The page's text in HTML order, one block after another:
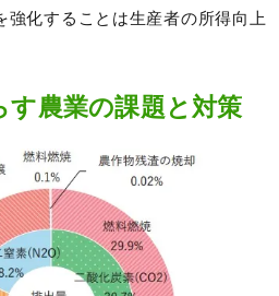
強化することは生産者の所得向上
す農業の課題と対策